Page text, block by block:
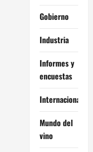
Gobierno
Industria
Informes y
encuestas
Internacional
Mundo del
vino